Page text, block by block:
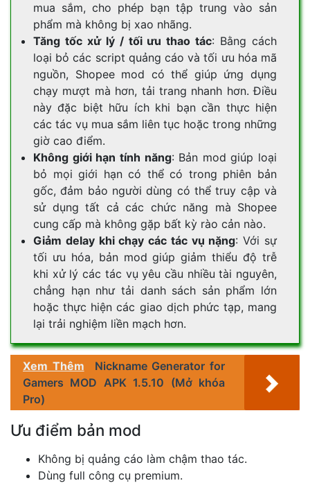
mua sắm, cho phép bạn tập trung vào sản
phẩm mà không bị xao nhãng.
Tăng tốc xử lý / tối ưu thao tác: Bằng cách
loại bỏ các script quảng cáo và tối ưu hóa mã
nguồn, Shopee mod có thể giúp ứng dụng
chạy mượt mà hơn, tải trang nhanh hơn. Điều
này đặc biệt hữu ích khi bạn cần thực hiện
các tác vụ mua sắm liên tục hoặc trong những
giờ cao điểm.
Không giới hạn tính năng: Bản mod giúp loại
bỏ mọi giới hạn có thể có trong phiên bản
gốc, đảm bảo người dùng có thể truy cập và
sử dụng tất cả các chức năng mà Shopee
cung cấp mà không gặp bất kỳ rào cản nào.
Giảm delay khi chạy các tác vụ nặng: Với sự
tối ưu hóa, bản mod giúp giảm thiểu độ trễ
khi xử lý các tác vụ yêu cầu nhiều tài nguyên,
chẳng hạn như tải danh sách sản phẩm lớn
hoặc thực hiện các giao dịch phức tạp, mang
lại trải nghiệm liền mạch hơn.
Xem Thêm
Nickname Generator for
Gamers MOD APK 1.5.10 (Mở khóa
Pro)
Ưu điểm bản mod
Không bị quảng cáo làm chậm thao tác.
Dùng full công cụ premium.